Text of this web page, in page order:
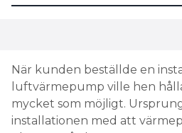
När kunden beställde en
luftvärmepump ville hen
mycket som möjligt.
installationen med att